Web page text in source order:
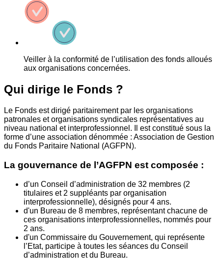
Veiller à la conformité de l’utilisation des fonds alloués
aux organisations concernées.
Qui dirige le Fonds ?
Le Fonds est dirigé paritairement par les organisations
patronales et organisations syndicales représentatives au
niveau national et interprofessionnel. Il est constitué sous la
forme d’une association dénommée : Association de Gestion
du Fonds Paritaire National (AGFPN).
La gouvernance de l’AGFPN est composée :
d’un Conseil d’administration de 32 membres (2
titulaires et 2 suppléants par organisation
interprofessionnelle), désignés pour 4 ans.
d'un Bureau de 8 membres, représentant chacune de
ces organisations interprofessionnelles, nommés pour
2 ans.
d'un Commissaire du Gouvernement, qui représente
l’Etat, participe à toutes les séances du Conseil
d’administration et du Bureau.